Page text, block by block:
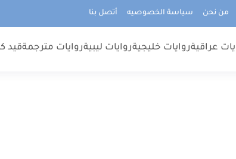
من نحن سياسة الخصوصيه أتصل بنا
عراقيةروايات خليجيةروايات ليبيةروايات مترجمةقيد